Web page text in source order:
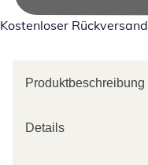
Kostenloser Rückversand
Produktbeschreibung
Details